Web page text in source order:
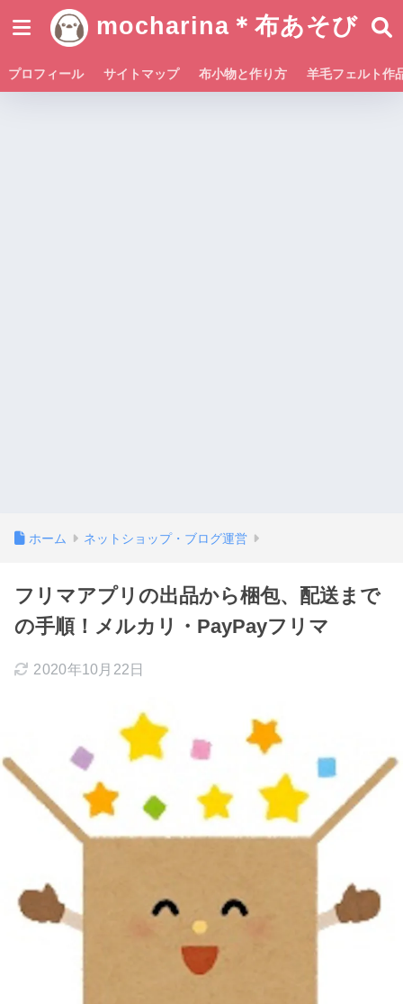
mocharina＊布あそび
プロフィール サイトマップ 布小物と作り方 羊毛フェルト作
ホーム ネットショップ・ブログ運営
フリマアプリの出品から梱包、配送まで
の手順！メルカリ・PayPayフリマ
2020年10月22日